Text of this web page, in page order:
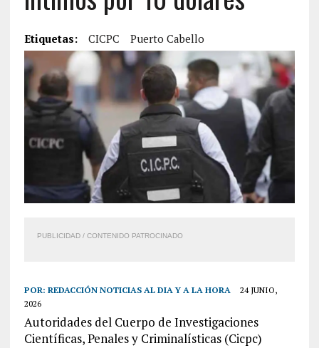
Etiquetas: CICPC Puerto Cabello
PUBLICIDAD / CONTENIDO PATROCINADO
POR: REDACCIÓN NOTICIAS AL DIA Y A LA HORA
24 JUNIO,
2026
Autoridades del Cuerpo de Investigaciones
Científicas, Penales y Criminalísticas (Cicpc)